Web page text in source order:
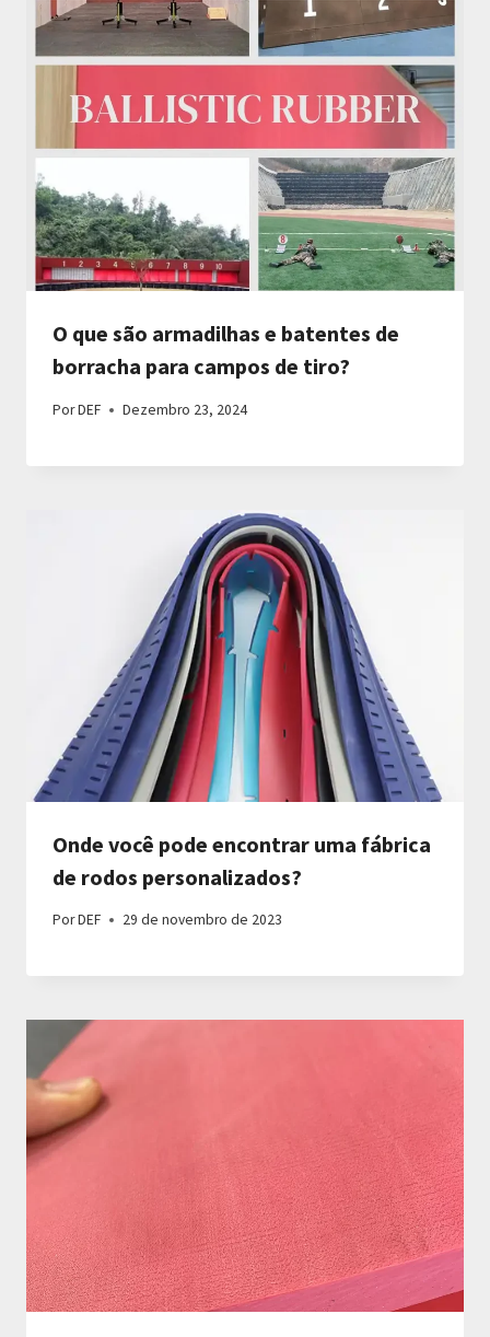
O que são armadilhas e batentes de
borracha para campos de tiro?
PorDEF Dezembro 23, 2024
Onde você pode encontrar uma fábrica
de rodos personalizados?
PorDEF 29 de novembro de 2023